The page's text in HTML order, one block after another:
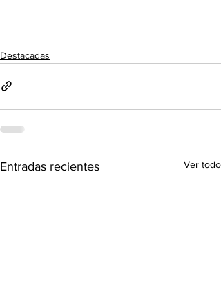
Destacadas
Entradas recientes Ver todo